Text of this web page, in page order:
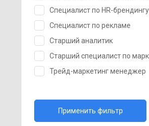
Специалист по HR-брендингу
Специалист по рекламе
Старший аналитик
Старший специалист по
Трейд-маркетинг менеджер